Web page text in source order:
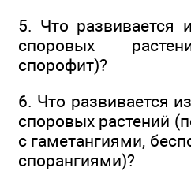
5. Что развивается
споровых
спорофит)?
6. Что развивается
споровых растений
с гаметангиями,
спорангиями)?